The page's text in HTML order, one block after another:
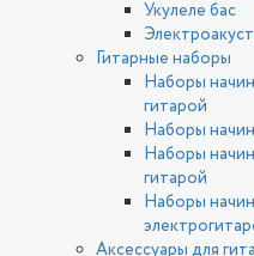
Укулеле бас
Гитарные наборы
Наборы
гитарой
Наборы
Наборы
гитарой
Наборы
Аксессуары для